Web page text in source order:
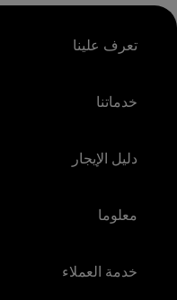
تعرف علينا
خدماتنا
دليل الإيجار
معلوما
خدمة العملاء